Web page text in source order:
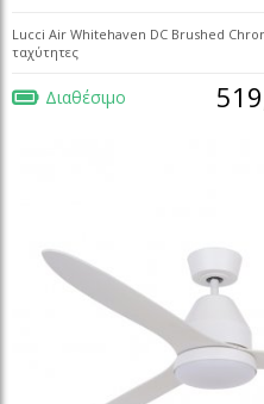
Lucci Air Whitehaven DC Brushed
ταχύτητες
Διαθέσιμο